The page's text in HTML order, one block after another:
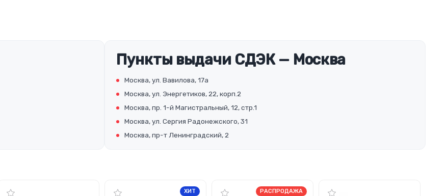
Пункты выдачи СДЭК — Москва
Москва, ул. Вавилова, 17а
Москва, ул. Энергетиков, 22, корп.2
Москва, пр. 1-й Магистральный, 12, стр.1
Москва, ул. Сергия Радонежского, 31
Москва, пр-т Ленинградский, 2
ХИТ РАСПРОДАЖА